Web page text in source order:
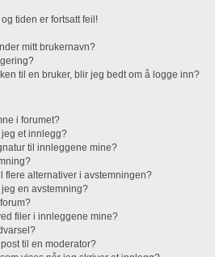
tiden er fortsatt feil!
mitt brukernavn?
til en bruker, blir jeg bedt om å logge inn?
i forumet?
et innlegg?
til innleggene mine?
flere alternativer i avstemningen?
en avstemning?
filer i innleggene mine?
til en moderator?